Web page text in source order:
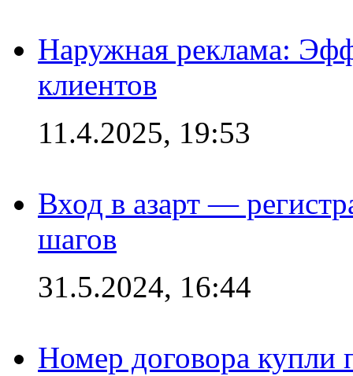
Наружная реклама:
клиентов
11.4.2025, 19:53
Вход в азарт —
шагов
31.5.2024, 16:44
Номер договора купли